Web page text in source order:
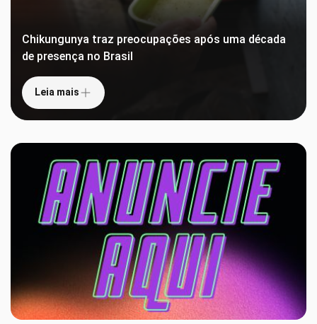
Chikungunya traz preocupações após uma década
de presença no Brasil
Leia mais